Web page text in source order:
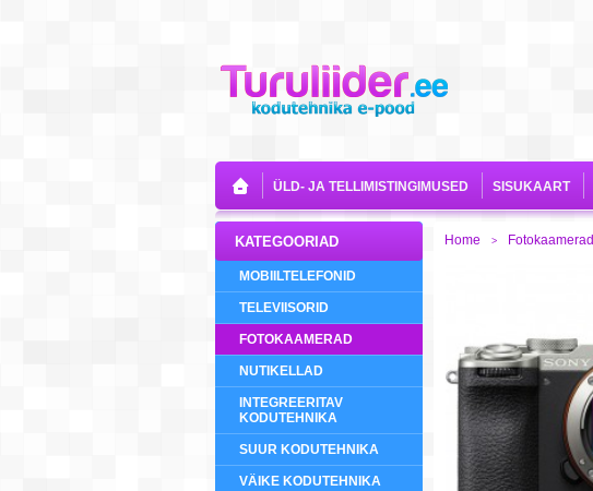
ÜLD- JA TELLIMISTINGIMUSED SISUKAART
KATEGOORIAD
MOBIILTELEFONID
TELEVIISORID
FOTOKAAMERAD
NUTIKELLAD
INTEGREERITAV
KODUTEHNIKA
SUUR KODUTEHNIKA
VÄIKE KODUTEHNIKA
Home > Fotokaamerad